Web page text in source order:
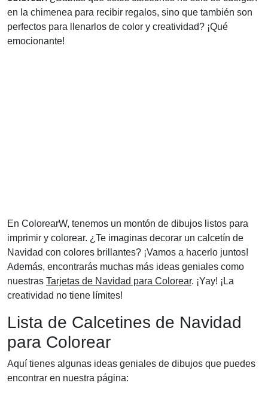
en la chimenea para recibir regalos, sino que también son
perfectos para llenarlos de color y creatividad? ¡Qué
emocionante!
En ColorearW, tenemos un montón de dibujos listos para
imprimir y colorear. ¿Te imaginas decorar un calcetín de
Navidad con colores brillantes? ¡Vamos a hacerlo juntos!
Además, encontrarás muchas más ideas geniales como
nuestras Tarjetas de Navidad para Colorear. ¡Yay! ¡La
creatividad no tiene límites!
Lista de Calcetines de Navidad
para Colorear
Aquí tienes algunas ideas geniales de dibujos que puedes
encontrar en nuestra página: